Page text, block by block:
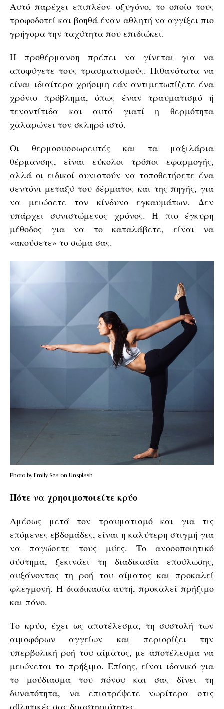
Αυτό παρέχει επιπλέον οξυγόνο, το οποίο τους
τροφοδοτεί και βοηθά έναν αθλητή να αγγίξει πιο
γρήγορα την ταχύτητα που επιδιώκει.
Η προθέρμανση πρέπει να γίνεται για να
αποφύγετε τους τραυματισμούς. Πιθανότατα να
είναι ιδιαίτερα χρήσιμη εάν αντιμετωπίζετε ένα
χρόνιο πρόβλημα, όπως έναν τραυματισμό ή
τενοντίτιδα και αυτό γιατί η θερμότητα
χαλαρώνει τον σκληρό ιστό.
Οι θερμοσυσσωρευτές και τα μαξιλάρια
θέρμανσης, είναι εύκολοι τρόποι εφαρμογής,
αλλά οι ειδικοί συνιστούν να τοποθετήσετε ένα
σεντόνι μεταξύ του δέρματος και της πηγής, για
να μειώσετε τον κίνδυνο εγκαυμάτων. Δεν
υπάρχει συνιστώμενος χρόνος. Η πιο έγκυρη
μέθοδος για να το καταλάβετε, είναι να
«ακούσετε» το σώμα σας.
Photo by Emily Sea on Unsplash
Πότε να χρησιμοποιείτε κρύο
Αμέσως μετά τον τραυματισμό και για τις
επόμενες εβδομάδες, είναι η καλύτερη στιγμή για
να παγώσετε τους μύες. Το ανοσοποιητικό
σύστημα, ξεκινάει τη διαδικασία επούλωσης,
αυξάνοντας τη ροή του αίματος και προκαλεί
φλεγμονή. Η διαδικασία αυτή, προκαλεί πρήξιμο
και πόνο.
Το κρύο, έχει ως αποτέλεσμα, τη συστολή των
αιμοφόρων αγγείων και περιορίζει την
υπερβολική ροή του αίματος, με αποτέλεσμα να
μειώνεται το πρήξιμο. Επίσης, είναι ιδανικό για
το μούδιασμα του πόνου και σας δίνει τη
δυνατότητα, να επιστρέψετε νωρίτερα στις
αθλητικές σας δραστηριότητες.